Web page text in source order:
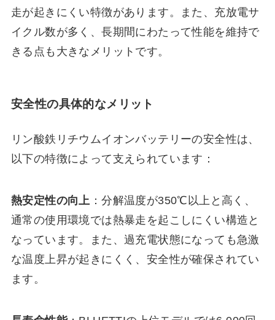
走が起きにくい特徴があります。また、充放電サ
イクル数が多く、長期間にわたって性能を維持で
きる点も大きなメリットです。
安全性の具体的なメリット
リン酸鉄リチウムイオンバッテリーの安全性は、
以下の特徴によって支えられています：
熱安定性の向上 ：分解温度が350℃以上と高く、
通常の使用環境では熱暴走を起こしにくい構造と
なっています。また、過充電状態になっても急激
な温度上昇が起きにくく、安全性が確保されてい
ます。